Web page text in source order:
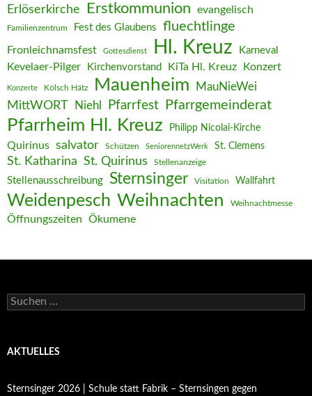
Erlöserkirche Erstkommunion evangelisch
Familienzentrum Fest des Glaubens fluechtlinge
Fronleichnamsfest Gottesdienst Hl. Kreuz Karneval
Kevelaer-Pilger Kirchenvorstand KiTa Hl. Kreuz Konzert
Konzerte Kölsch Hätz Mauenheim MauNieWei
MittWORT Niehl Pfarrfest Pfarrgemeinderat
Pfarrheim Hl. Kreuz Philipp Nicolai-Kirche
Quirinus salvator Schützen SeniorennetzWerk St. Clemens
St. Katharina St. Quirinus Stellenanzeige
Stellenausschreibung Sternsinger Visitation Wallfahrt
Weidenpesch Weihnachten Weihnachtmesse
Öffnungszeiten Ökumene
Suchen
nach:
AKTUELLES
Sternsinger 2026 | Schule statt Fabrik – Sternsingen gegen